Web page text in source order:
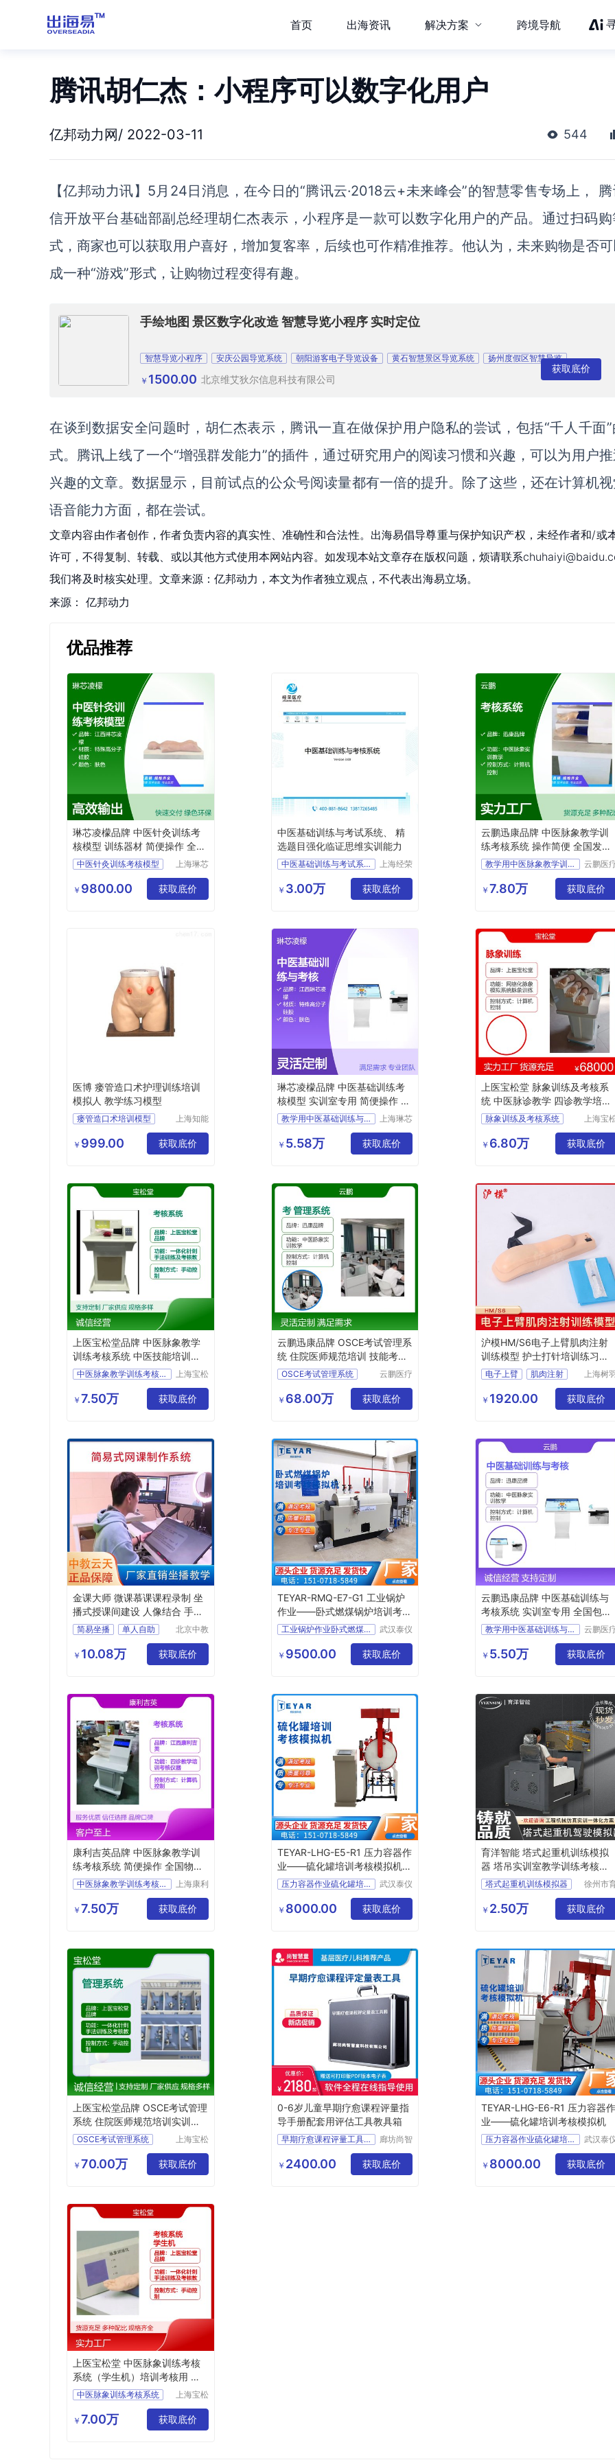
首页 出海资讯 解决方案 跨境导航
腾讯胡仁杰：小程序可以数字化用户
亿邦动力网/ 2022-03-11 544
【亿邦动力讯】5月24日消息，在今日的“腾讯云·2018云+未来峰会”的智慧零售专场上，
信开放平台基础部副总经理胡仁杰表示，小程序是一款可以数字化用户的产品。通过扫码
式，商家也可以获取用户喜好，增加复客率，后续也可作精准推荐。他认为，未来购物是否
成一种“游戏”形式，让购物过程变得有趣。
手绘地图 景区数字化改造 智慧导览小程序 实时定位
智慧导览小程序 安庆公园导览系统 朝阳游客电子导览设备 黄石智慧景区导览系统 扬州度假区智慧导览
￥ 1500.00 北京维艾狄尔信息科技有限公司
获取底价
在谈到数据安全问题时，胡仁杰表示，腾讯一直在做保护用户隐私的尝试，包括“千人千面
式。腾讯上线了一个“增强群发能力”的插件，通过研究用户的阅读习惯和兴趣，可以为用户
兴趣的文章。数据显示，目前试点的公众号阅读量都有一倍的提升。除了这些，还在计算机
语音能力方面，都在尝试。
文章内容由作者创作，作者负责内容的真实性、准确性和合法性。出海易倡导尊重与保护知识产权，未经作者和/或
许可，不得复制、转载、或以其他方式使用本网站内容。如发现本站文章存在版权问题，烦请联系
我们将及时核实处理。文章来源：亿邦动力，本文为作者独立观点，不代表出海易立场。
来源： 亿邦动力
优品推荐
琳芯凌檬品牌 中医针灸训练考
核模型 训练器材 简便操作 全国
包邮
中医针灸训练考核模型
琳芯凌檬品牌中医针灸训练考核模型
教学用中医针灸训练考核模型
培训考核用中医针灸训练考核模型
上海琳芯
有限公司
￥ 9800.00 获取底价
中医基础训练与考试系统、 精
选题目强化临证思维实训能力
中医基础训练与考试系统
中医基础训练
上海经荣
有限公司
￥ 3.00万 获取底价
云鹏迅康品牌 中医脉象教学训
练考核系统 操作简便 全国发货
一年质保
教学用中医脉象教学训练考核系统
培训考核用中医脉象教学训练考核系统
实训室用中医脉象教学训练考核系统
中医脉象教学训练考核系统
云鹏医
海)有限
公司
￥ 7.80万 获取底价
医博 瘘管造口术护理训练培训
模拟人 教学练习模型
瘘管造口术培训模型
瘘管造口术训练模型
瘘管造口术模型
上海知能
设备制造
有限公司
￥ 999.00 获取底价
琳芯凌檬品牌 中医基础训练考
核模型 实训室专用 简便操作 全
国包邮
教学用中医基础训练与考核系统
实训室用中医基础训练与考核系统
培训考核用中医基础训练与考核系统
中医基础训练与考核系统
上海琳芯
有限公司
￥ 5.58万 获取底价
上医宝松堂 脉象训练及考核系
统 中医脉诊教学 四诊教学培训
考核专用
脉象训练及考核系统
上医宝松堂脉象训练及考核系统
脉象训练仪
上医宝松堂脉象训练仪
上海宝
技有限
司
￥ 6.80万 获取底价
上医宝松堂品牌 中医脉象教学
训练考核系统 中医技能培训考
核用模型
中医脉象教学训练考核系统
教学用中医脉象教学训练考核系统
培训考核用中医脉象教学训练考核系统
实训室用中医脉象教学训练考核系统
上海宝松
技有限公
司
￥ 7.50万 获取底价
云鹏迅康品牌 OSCE考试管理系
统 住院医师规范培训 技能考核
实训室
OSCE考试管理系统
云鹏迅康品牌OSCE考试管理系统
培训用OSCE考试管理系统
教学用OSCE考试管理系统
云鹏医疗
海)有限
公司
￥ 68.00万 获取底价
沪模HM/S6电子上臂肌肉注射
训练模型 护士打针培训练习手
臂模型
电子上臂
肌肉注射
培训练习手臂
上海树
设备有
公司
￥ 1920.00 获取底价
金课大师 微课慕课课程录制 坐
播式授课间建设 人像结合 手写
板书方案
简易坐播
单人自助
虚拟背景
北京中教
有限公司
￥ 10.08万 获取底价
TEYAR-RMQ-E7-G1 工业锅炉
作业——卧式燃煤锅炉培训考核
模拟机
工业锅炉作业卧式燃煤锅炉培训考核模拟机
燃煤锅炉考试模拟
武汉泰仪
限公司
￥ 9500.00 获取底价
云鹏迅康品牌 中医基础训练与
考核系统 实训室专用 全国包邮
简便操作
教学用中医基础训练与考核系统
培训考核用中医基础训练与考核系统
实训室用中医基础训练与考核系统
云鹏迅康品牌中医基础训练与考核系统
云鹏医
海)有限
公司
￥ 5.50万 获取底价
康利吉英品牌 中医脉象教学训
练考核系统 简便操作 全国物流
一年质保
中医脉象教学训练考核系统
康利吉英品牌中医脉象教学训练考核系统
教学用中医脉象教学训练考核系统
实训室用中医脉象教学训练考核系统
上海康利
科技有限
公司
￥ 7.50万 获取底价
TEYAR-LHG-E5-R1 压力容器作
业——硫化罐培训考核模拟机
实操设备
压力容器作业硫化罐培训考核模拟机
硫化罐考核模拟
武汉泰仪
限公司
￥ 8000.00 获取底价
育洋智能 塔式起重机训练模拟
器 塔吊实训室教学训练考核设
备塔式起重机训练模拟器
塔式起重机训练模拟机
塔式起重机训练模拟仪
塔吊实训室教学训练考核设备
徐州市
技有限
司
￥ 2.50万 获取底价
上医宝松堂品牌 OSCE考试管理
系统 住院医师规范培训实训室
技能考核
OSCE考试管理系统
上医宝松堂品牌OSCE考试管理系统
教学用OSCE考试管理系统
实训室建设用OSCE考试管理系统
上海宝松
技有限公
司
￥ 70.00万 获取底价
0-6岁儿童早期疗愈课程评量指
导手册配套用评估工具教具箱
早期疗愈课程评量工具箱
廊坊尚智
有限公司
￥ 2400.00 获取底价
TEYAR-LHG-E6-R1 压力容器
业——硫化罐培训考核模拟机
压力容器作业硫化罐培训考核模拟机
硫化罐考核模拟
武汉泰
限公司
￥ 8000.00 获取底价
上医宝松堂 中医脉象训练考核
系统（学生机）培训考核用 简
便操作
中医脉象训练考核系统
教学用中医脉象训练考核系统
培训考核用中医脉象训练考核系统
上海宝松
技有限公
司
￥ 7.00万 获取底价